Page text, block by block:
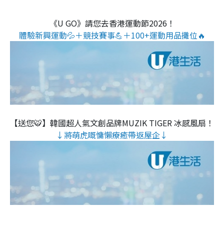
《U GO》請您去香港運動節2026！
體驗新興運動💦＋競技賽事💪＋100+運動用品攤位🔥
【送您🐯】韓國超人氣文創品牌MUZIK TIGER 冰感風扇！
↓將萌虎嘅慵懶療癒帶返屋企↓